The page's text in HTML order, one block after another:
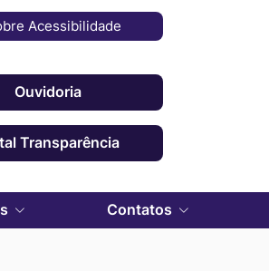
Acessibilidade
Ouvidoria
Transparência
Contatos